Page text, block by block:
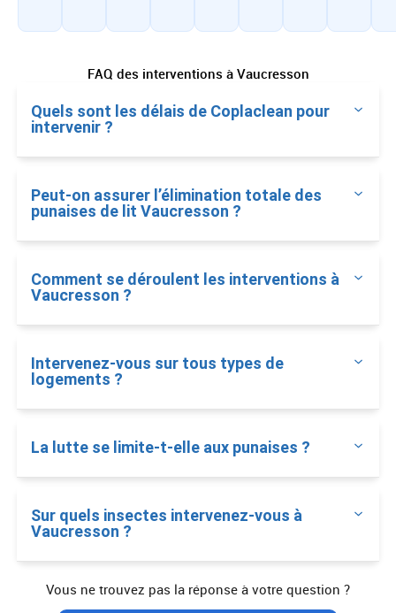
FAQ des interventions à Vaucresson
Quels sont les délais de Coplaclean pour
intervenir ?
Peut-on assurer l’élimination totale des
punaises de lit Vaucresson ?
Comment se déroulent les interventions à
Vaucresson ?
Intervenez-vous sur tous types de
logements ?
La lutte se limite-t-elle aux punaises ?
Sur quels insectes intervenez-vous à
Vaucresson ?
Vous ne trouvez pas la réponse à votre question ?